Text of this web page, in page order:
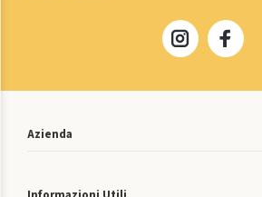
Azienda